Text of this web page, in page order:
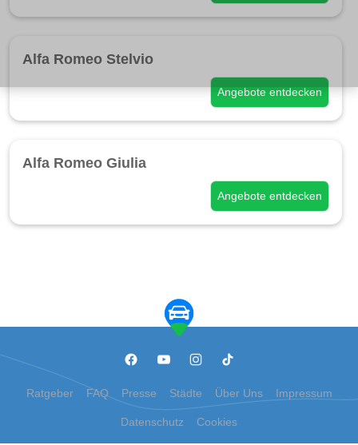
Alfa Romeo Stelvio
Angebote entdecken
Alfa Romeo Giulia
Angebote entdecken
Ratgeber FAQ Presse Städte Über Uns Impressum
Datenschutz Cookies